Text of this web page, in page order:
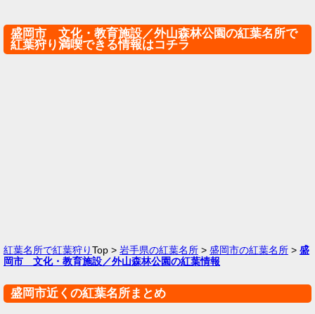
盛岡市 文化・教育施設／外山森林公園の紅葉名所で
紅葉狩り満喫できる情報はコチラ
紅葉名所で紅葉狩りTop > 岩手県の紅葉名所 > 盛岡市の紅葉名所 > 盛
岡市 文化・教育施設／外山森林公園の紅葉情報
盛岡市近くの紅葉名所まとめ